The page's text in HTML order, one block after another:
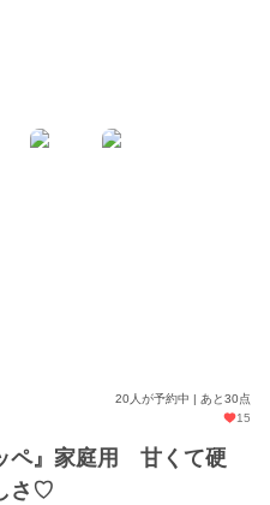
20人が予約中 | あと30点
15
ペ』家庭用 甘くて硬
さ♡